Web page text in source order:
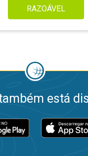
RAZOÁVEL
está